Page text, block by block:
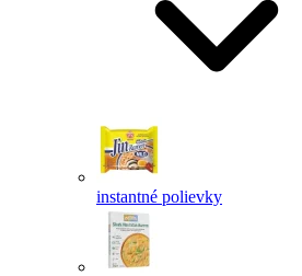
instantné polievky